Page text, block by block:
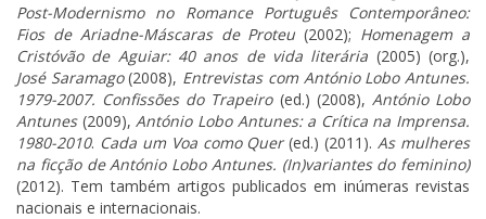
Post-Modernismo no Romance Português Contemporâneo:
Fios de Ariadne-Máscaras de Proteu (2002); Homenagem a
Cristóvão de Aguiar: 40 anos de vida literária (2005) (org.),
José Saramago(2008), Entrevistas com António Lobo Antunes.
1979-2007. Confissões do Trapeiro(ed.) (2008), António Lobo
Antunes(2009), António Lobo Antunes: a Crítica na Imprensa.
1980-2010. Cada um Voa como Quer(ed.) (2011). As mulheres
na ficção de António Lobo Antunes. (In)variantes do feminino)
(2012). Tem também artigos publicados em inúmeras revistas
nacionais e internacionais.